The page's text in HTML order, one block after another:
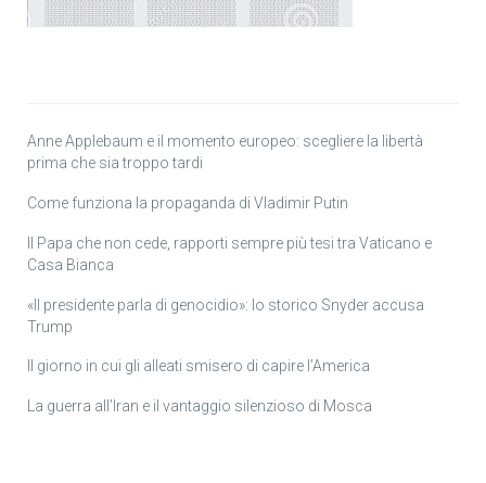
Anne Applebaum e il momento europeo: scegliere la libertà
prima che sia troppo tardi
Come funziona la propaganda di Vladimir Putin
Il Papa che non cede, rapporti sempre più tesi tra Vaticano e
Casa Bianca
«Il presidente parla di genocidio»: lo storico Snyder accusa
Trump
Il giorno in cui gli alleati smisero di capire l’America
La guerra all’Iran e il vantaggio silenzioso di Mosca